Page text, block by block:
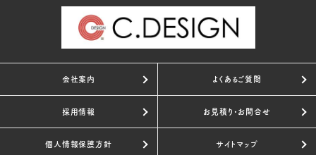
会社案内 よくあるご質問
採用情報 お見積り・お問合せ
個人情報保護方針 サイトマップ